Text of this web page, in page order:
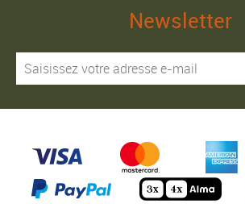
Newsletter